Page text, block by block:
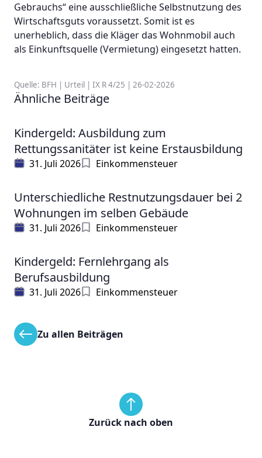
Gebrauchs“ eine ausschließliche Selbstnutzung des
Wirtschaftsguts voraussetzt. Somit ist es
unerheblich, dass die Kläger das Wohnmobil auch
als Einkunftsquelle (Vermietung) eingesetzt hatten.
Quelle: BFH | Urteil | IX R 4/25 | 26-02-2026
Ähnliche Beiträge
Kindergeld: Ausbildung zum
Rettungssanitäter ist keine Erstausbildung
31. Juli 2026 Einkommensteuer
Unterschiedliche Restnutzungsdauer bei 2
Wohnungen im selben Gebäude
31. Juli 2026 Einkommensteuer
Kindergeld: Fernlehrgang als
Berufsausbildung
31. Juli 2026 Einkommensteuer
Zu allen Beiträgen
Zurück nach oben